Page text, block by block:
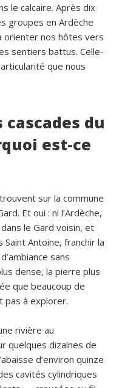
le calcaire. Après dix
groupes en Ardèche
orienter nos hôtes vers
sentiers battus. Celle-
que nous
cascades du
est-ce
sur la commune
Et oui : ni l’Ardèche,
le Gard voisin, et
Saint Antoine, franchir la
sans
dense, la pierre plus
que beaucoup de
pas à explorer.
rivière au
quelques dizaines de
d’environ quinze
cavités cylindriques